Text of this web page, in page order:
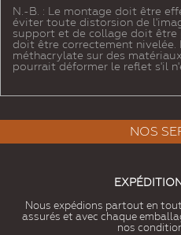
N.-B. : Le montage doit être
éviter toute distorsion de
support et de collage doit être
doit être correctement
méthacrylate sur des
pourrait déformer le reflet s'il
NOS
Nous expédions partout en
assurés et avec chaque
nos